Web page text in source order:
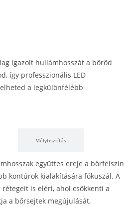
igazolt hullámhosszát a bőröd
így professzionális LED
a legkülönfélébb
Mélytisztítás
együttes ereje a bőrfelszín
kontúrok kialakítására fókuszál. A
is eléri, ahol csökkenti a
a bőrsejtek megújulását,